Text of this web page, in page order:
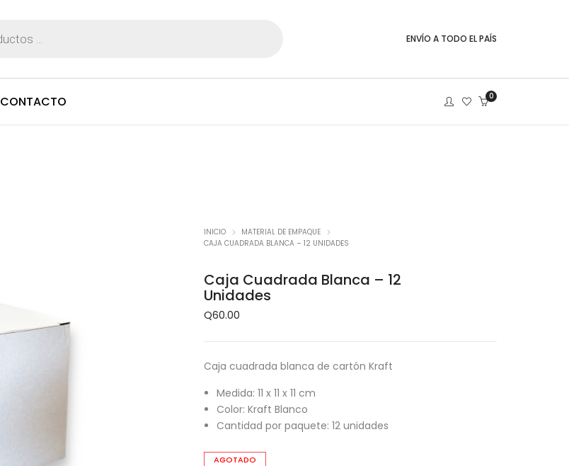
ENVÍO A TODO EL PAÍS
CONTACTO 0
INICIO
MATERIAL DE EMPAQUE
CAJA CUADRADA BLANCA – 12 UNIDADES
Caja Cuadrada Blanca – 12
Unidades
Q60.00
Caja cuadrada blanca de cartón Kraft
Medida: 11 x 11 x 11 cm
Color: Kraft Blanco
Cantidad por paquete: 12 unidades
AGOTADO